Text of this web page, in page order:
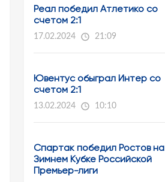
Реал победил Атлетико со
счетом 2:1
17.02.2024 21:09
Ювентус обыграл Интер со
счетом 2:1
13.02.2024 10:10
Спартак победил Ростов на
Зимнем Кубке Российской
Премьер-лиги